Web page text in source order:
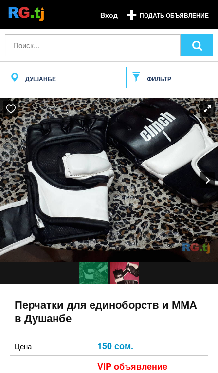
Вход ПОДАТЬ ОБЪЯВЛЕНИЕ
ДУШАНБЕ ФИЛЬТР
Перчатки для единоборств и MMA
в Душанбе
Цена
150 сом.
VIP объявление